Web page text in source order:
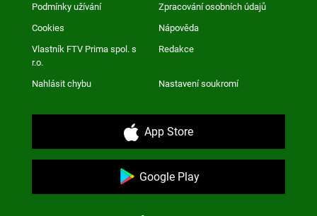
Podmínky užívání Zpracování osobních údajů
Cookies Nápověda
Vlastník FTV Prima spol. s
r.o.
Redakce
Nahlásit chybu Nastavení soukromí
App Store
Google Play